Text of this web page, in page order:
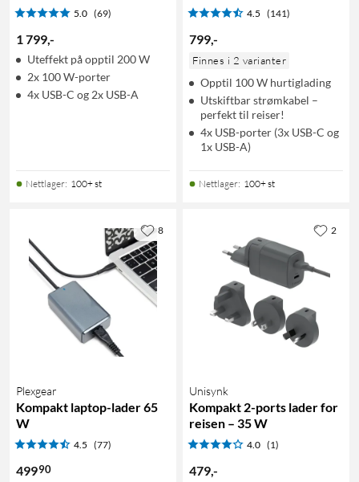
5.0 (69)
1 799,-
Uteffekt på opptil 200 W
2x 100 W-porter
4x USB-C og 2x USB-A
Nettlager: 100+ st
4.5 (141)
799,-
Finnes i 2 varianter
Opptil 100 W hurtiglading
Utskiftbar strømkabel –
perfekt til reiser!
4x USB-porter (3x USB-C og
1x USB-A)
Nettlager: 100+ st
Plexgear
Kompakt laptop-lader 65
W
4.5 (77)
49990
8
Unisynk
Kompakt 2-ports lader for
reisen – 35 W
4.0 (1)
479,-
2